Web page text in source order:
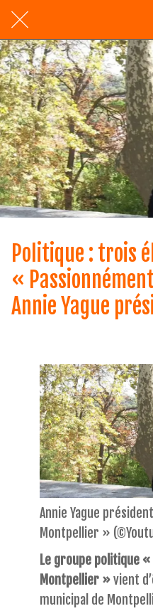
Politique : trois
«
Annie Yague
Annie Yague
Montpellier »
Le groupe politique
Montpellier »vient
municipal de